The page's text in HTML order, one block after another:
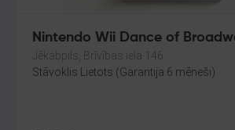
Nintendo Wii Dance of
Jēkabpils, Brīvības iela 146
Stāvoklis Lietots (Garantija 6 mēneši)